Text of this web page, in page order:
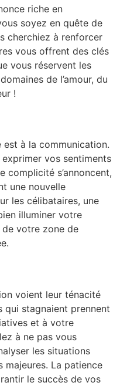
riche en
soyez en quête de
cherchiez à renforcer
vous offrent des clés
vous réservent les
de l’amour, du
!
est à la communication.
vos sentiments
complicité s’annoncent,
une nouvelle
les célibataires, une
illuminer votre
de votre zone de
voient leur ténacité
qui stagnaient prennent
et à votre
à ne pas vous
les situations
majeures. La patience
le succès de vos